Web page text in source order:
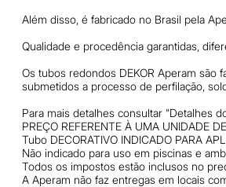
Além disso, é fabricado no Brasil pela
Qualidade e procedência garantidas,
Os tubos redondos DEKOR Aperam são
submetidos a processo de perfilação,
Para mais detalhes consultar "Detalhes
PREÇO REFERENTE À UMA UNIDADE
Tubo DECORATIVO INDICADO PARA
Não indicado para uso em piscinas e
Todos os impostos estão inclusos no
A Aperam não faz entregas em locais